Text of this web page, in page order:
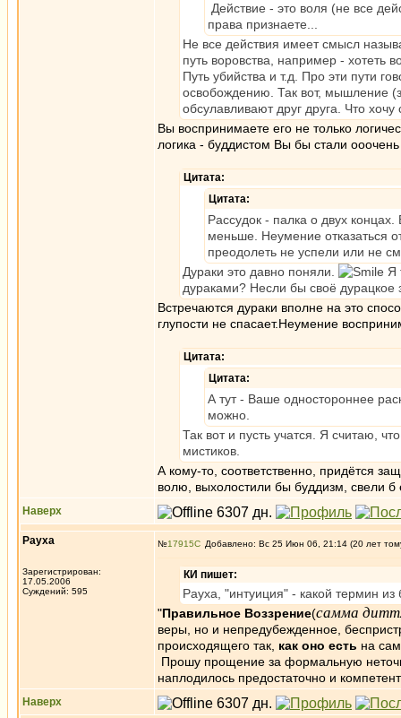
Действие - это воля (не все
права признаете...
Не все действия имеет смысл
путь воровства, например - хотеть
Путь убийства и т.д. Про эти пути
освобождению. Так вот, мышление
обсулавливают друг друга. Что
Вы воспринимаете его не только
логика - буддистом Вы бы стали
Цитата:
Цитата:
Рассудок - палка о двух
меньше. Неумение отказаться
преодолеть не успели или не
Дураки это давно поняли.
Я
дураками? Несли бы своё дурацкое
Встречаются дураки вполне на это
глупости не спасает.Неумение
Цитата:
Цитата:
А тут - Ваше одностороннее
можно.
Так вот и пусть учатся. Я считаю,
мистиков.
А кому-то, соответственно, придётся
волю, выхолостили бы буддизм, свели
Наверх
Рауха
Зарегистрирован:
17.05.2006
Суждений: 595
№17915 Добавлено: Вс 25 Июн 06, 21:14 (20 лет
КИ пишет:
Рауха, "интуиция" - какой термин из
"Правильное Воззрение(самма
веры, но и непредубежденное,
происходящего так, как оно есть на
Прошу прощение за формальную
наплодилось предостаточно и
Наверх